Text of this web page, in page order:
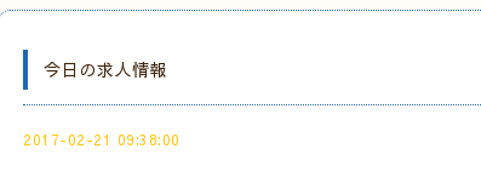
今日の求人情報
2017-02-21 09:38:00